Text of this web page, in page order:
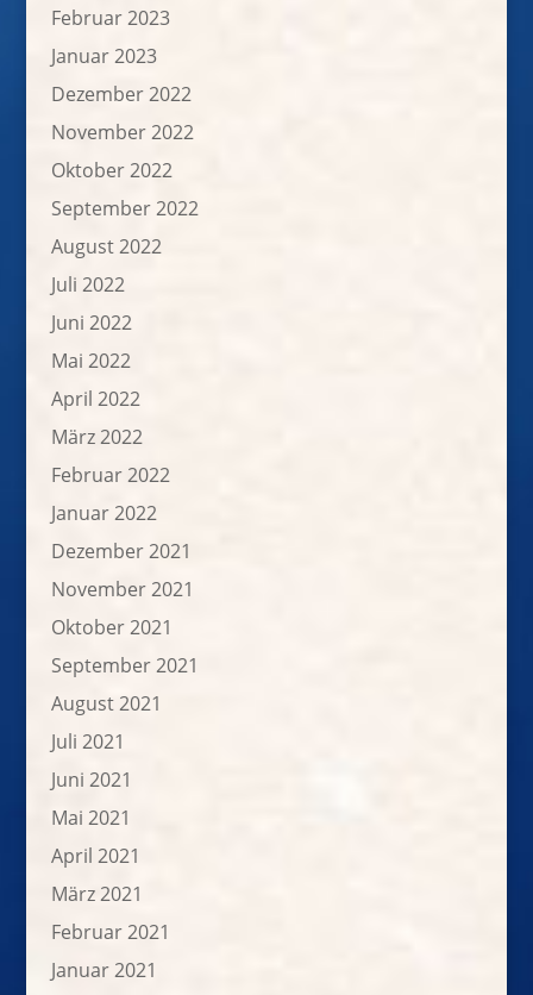
Februar 2023
Januar 2023
Dezember 2022
November 2022
Oktober 2022
September 2022
August 2022
Juli 2022
Juni 2022
Mai 2022
April 2022
März 2022
Februar 2022
Januar 2022
Dezember 2021
November 2021
Oktober 2021
September 2021
August 2021
Juli 2021
Juni 2021
Mai 2021
April 2021
März 2021
Februar 2021
Januar 2021